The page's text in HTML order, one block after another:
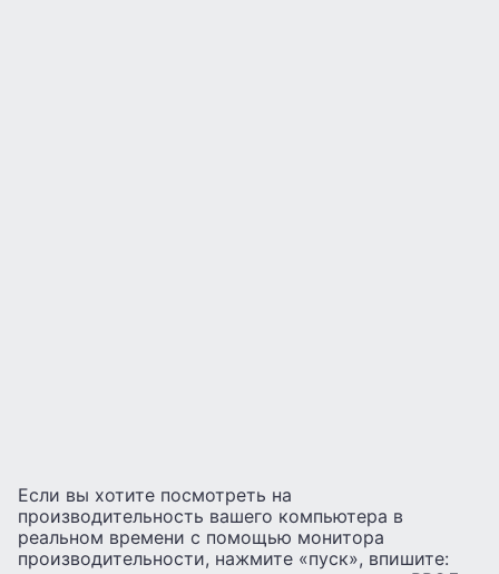
Если вы хотите посмотреть на
производительность вашего компьютера в
реальном времени с помощью монитора
производительности, нажмите «пуск», впишите: